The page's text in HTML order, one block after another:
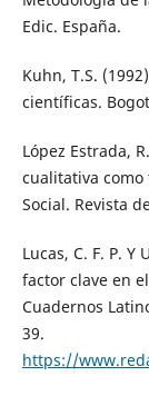
Edic. España.
Kuhn, T.S.
científicas.
López Estrada,
cualitativa
Social. Revista
Lucas, C. F. P.
factor clave en
Cuadernos
39.
https://